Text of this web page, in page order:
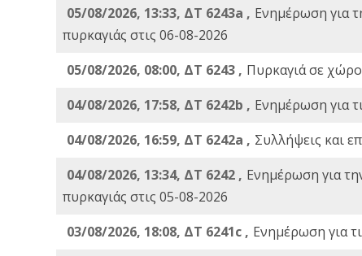
05/08/2026, 13:33, ΔΤ 6243a , Ενημέρωση για
πυρκαγιάς στις 06-08-2026
05/08/2026, 08:00, ΔΤ 6243 , Πυρκαγιά σε
04/08/2026, 17:58, ΔΤ 6242b , Ενημέρωση για
04/08/2026, 16:59, ΔΤ 6242a , Συλλήψεις και
04/08/2026, 13:34, ΔΤ 6242 , Ενημέρωση για
πυρκαγιάς στις 05-08-2026
03/08/2026, 18:08, ΔΤ 6241c , Ενημέρωση για